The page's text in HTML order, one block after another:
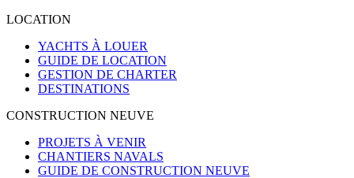
LOCATION
YACHTS À LOUER
GUIDE DE LOCATION
GESTION DE CHARTER
DESTINATIONS
CONSTRUCTION NEUVE
PROJETS À VENIR
CHANTIERS NAVALS
GUIDE DE CONSTRUCTION NEUVE